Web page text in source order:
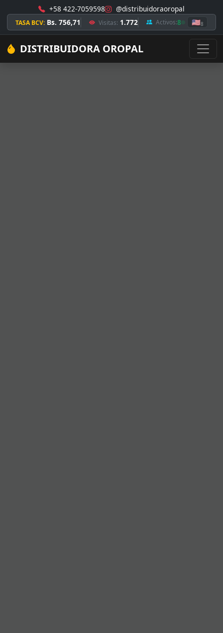
+58 422-7059598 @distribuidoraoropal
TASA BCV: Bs. 756,71 Visitas: 1.772 Activos:8 🇺🇸8
DISTRIBUIDORA OROPAL